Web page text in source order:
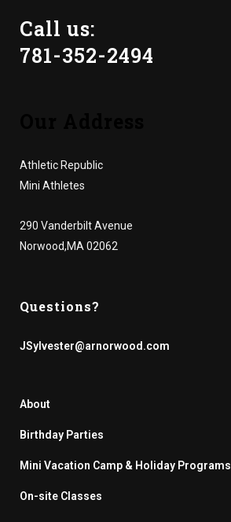
Call us:
781-352-2494
Athletic Republic
Mini Athletes
290 Vanderbilt Avenue
Norwood,MA 02062
Questions?
JSylvester@arnorwood.com
About
Birthday Parties
Mini Vacation Camp & Holiday Programs
On-site Classes